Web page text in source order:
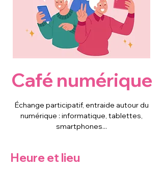
Café numérique
Échange participatif, entraide autour du
numérique : informatique, tablettes,
smartphones...
Heure et lieu